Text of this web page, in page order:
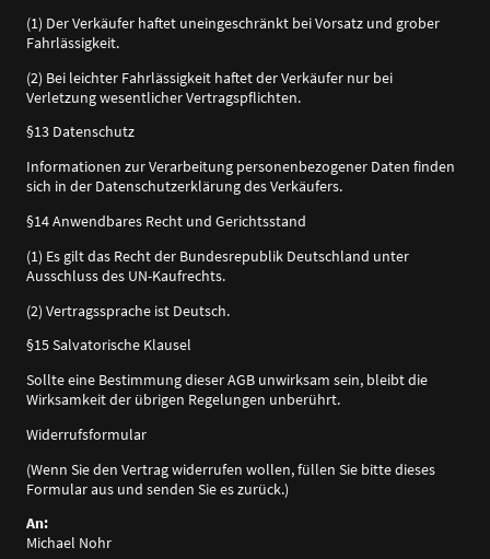
(1) Der Verkäufer haftet uneingeschränkt bei Vorsatz und grober
Fahrlässigkeit.
(2) Bei leichter Fahrlässigkeit haftet der Verkäufer nur bei
Verletzung wesentlicher Vertragspflichten.
§13 Datenschutz
Informationen zur Verarbeitung personenbezogener Daten finden
sich in der Datenschutzerklärung des Verkäufers.
§14 Anwendbares Recht und Gerichtsstand
(1) Es gilt das Recht der Bundesrepublik Deutschland unter
Ausschluss des UN-Kaufrechts.
(2) Vertragssprache ist Deutsch.
§15 Salvatorische Klausel
Sollte eine Bestimmung dieser AGB unwirksam sein, bleibt die
Wirksamkeit der übrigen Regelungen unberührt.
Widerrufsformular
(Wenn Sie den Vertrag widerrufen wollen, füllen Sie bitte dieses
Formular aus und senden Sie es zurück.)
An:
Michael Nohr